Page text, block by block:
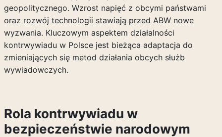
geopolitycznego. Wzrost napięć z obcymi państwami
oraz rozwój technologii stawiają przed ABW nowe
wyzwania. Kluczowym aspektem działalności
kontrwywiadu w Polsce jest bieżąca adaptacja do
zmieniających się metod działania obcych służb
wywiadowczych.
Rola kontrwywiadu w
bezpieczeństwie narodowym